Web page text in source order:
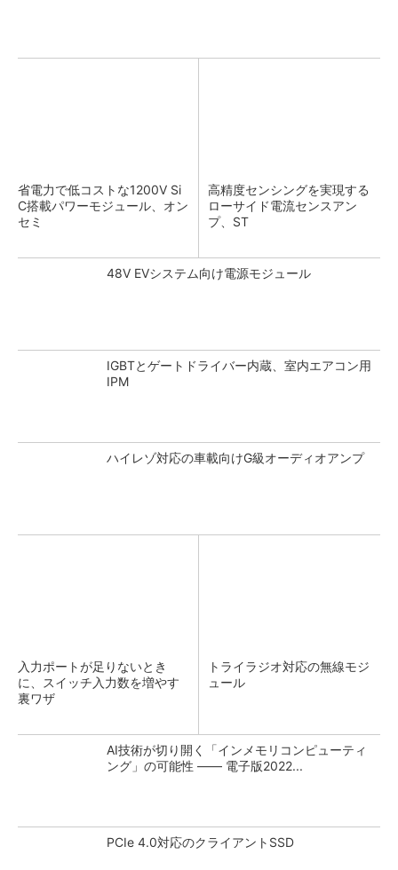
省電力で低コストな1200V Si
C搭載パワーモジュール、オン
セミ
高精度センシングを実現する
ローサイド電流センスアン
プ、ST
48V EVシステム向け電源モジュール
IGBTとゲートドライバー内蔵、室内エアコン用
IPM
ハイレゾ対応の車載向けG級オーディオアンプ
入力ポートが足りないとき
に、スイッチ入力数を増やす
裏ワザ
トライラジオ対応の無線モジ
ュール
AI技術が切り開く「インメモリコンピューティ
ング」の可能性 ―― 電子版2022...
PCIe 4.0対応のクライアントSSD